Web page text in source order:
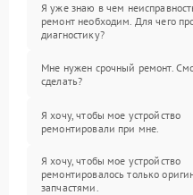
Я уже знаю в чем
ремонт необходим. Для чего
диагностику?
Мне нужен срочный ремонт.
сделать?
Я хочу, чтобы мое устройство
ремонтировали при мне.
Я хочу, чтобы мое устройство
ремонтировалось только
запчастями.